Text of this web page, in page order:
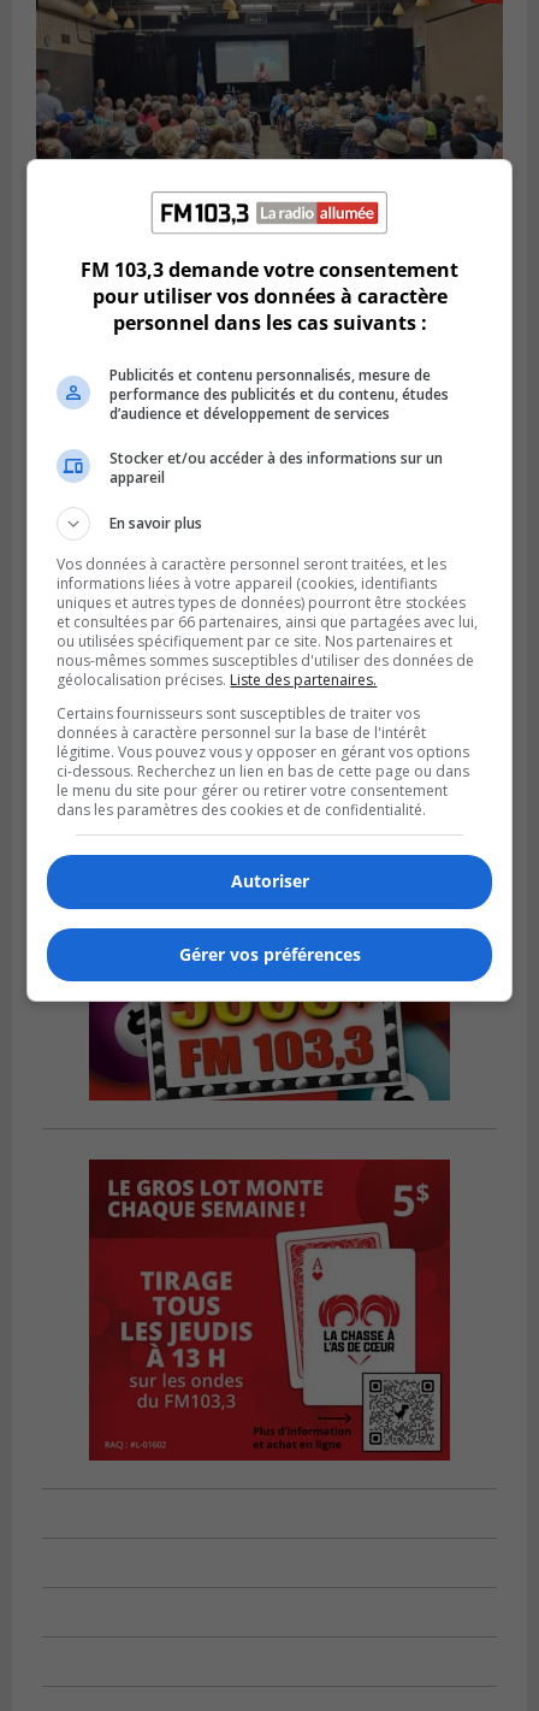
VIEUX-LONGUEUIL
Publié le 3 août 2026 à 14h47
Le Livre bleu rassemble 200 curieux à
LA PRAIRIE
Publié le 3 août 2026 à 06h57
Sonia Ziadé est candidate pour le PLQ
dans La Prairie
FM 103,3 demande votre consentement
pour utiliser vos données à caractère
personnel dans les cas suivants :
Publicités et contenu personnalisés, mesure de
performance des publicités et du contenu, études
d’audience et développement de services
Stocker et/ou accéder à des informations sur un
appareil
En savoir plus
Vos données à caractère personnel seront traitées, et les
informations liées à votre appareil (cookies, identifiants
uniques et autres types de données) pourront être stockées
et consultées par 66 partenaires, ainsi que partagées avec lui,
ou utilisées spécifiquement par ce site. Nos partenaires et
nous-mêmes sommes susceptibles d'utiliser des données de
géolocalisation précises. Liste des partenaires.
Certains fournisseurs sont susceptibles de traiter vos
données à caractère personnel sur la base de l'intérêt
légitime. Vous pouvez vous y opposer en gérant vos options
ci-dessous. Recherchez un lien en bas de cette page ou dans
le menu du site pour gérer ou retirer votre consentement
dans les paramètres des cookies et de confidentialité.
Autoriser
Gérer vos préférences